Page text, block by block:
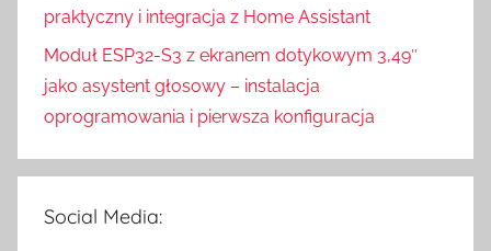
praktyczny i integracja z Home Assistant
Moduł ESP32-S3 z ekranem dotykowym 3,49″
jako asystent głosowy – instalacja
oprogramowania i pierwsza konfiguracja
Social Media: